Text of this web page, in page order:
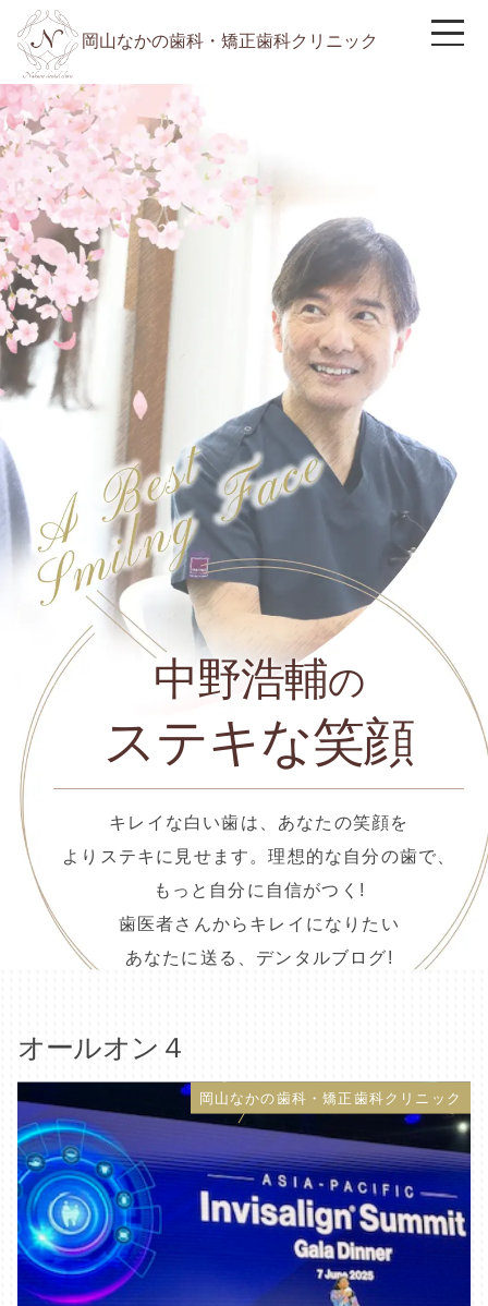
岡山なかの歯科・矯正歯科クリニック
中野浩輔の
ステキな笑顔
キレイな白い歯は、あなたの笑顔を
よりステキに見せます。理想的な自分の歯で、
もっと自分に自信がつく!
歯医者さんからキレイになりたい
あなたに送る、デンタルブログ!
オールオン４
岡山なかの歯科・矯正歯科クリニック